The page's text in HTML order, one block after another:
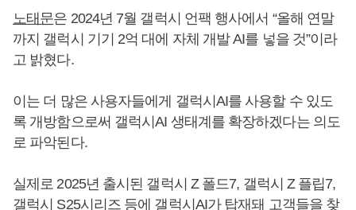
노태문은 2024년 7월 갤럭시 언팩 행사에서 “올해 연말
까지 갤럭시 기기 2억 대에 자체 개발 AI를 넣을 것”이라
고 밝혔다.
이는 더 많은 사용자들에게 갤럭시AI를 사용할 수 있도
록 개방함으로써 갤럭시AI 생태계를 확장하겠다는 의도
로 파악된다.
실제로 2025년 출시된 갤럭시 Z 폴드7, 갤럭시 Z 플립7,
갤럭시 S25시리즈 등에 갤럭시AI가 탑재돼 고객들을 찾